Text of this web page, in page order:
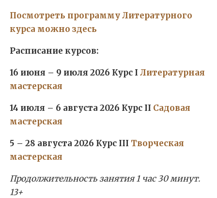
Посмотреть программу Литературного
курса можно здесь
Расписание курсов:
16 июня – 9 июля 2026 Курс I Литературная
мастерская
14 июля – 6 августа 2026 Курс II Садовая
мастерская
5 – 28 августа 2026 Курс III Творческая
мастерская
Продолжительность занятия 1 час 30 минут.
13+